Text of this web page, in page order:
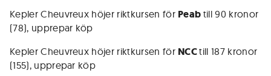
Kepler Cheuvreux höjer riktkursen för Peab till 90 kronor
(78), upprepar köp
Kepler Cheuvreux höjer riktkursen för NCCtill 187 kronor
(155), upprepar köp